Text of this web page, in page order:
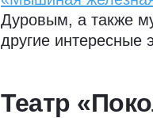
Дуровым, а также
другие интересные
Театр